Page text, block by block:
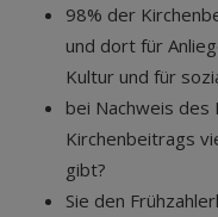
98% der
und dort für
Kultur und für
bei Nachweis des
Kirchenbeitrags
gibt?
Sie den